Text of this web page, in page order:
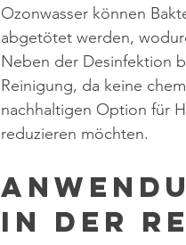
Ozonwasser können
abgetötet werden,
Neben der Desinfektion
Reinigung, da keine
nachhaltigen Option für
reduzieren möchten.
in der